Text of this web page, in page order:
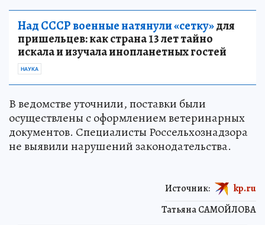
Над СССР военные натянули «сетку»для
пришельцев: как страна 13 лет тайно
искала и изучала инопланетных гостей
НАУКА
В ведомстве уточнили, поставки были
осуществлены с оформлением ветеринарных
документов. Специалисты Россельхознадзора
не выявили нарушений законодательства.
Татьяна САМОЙЛОВА
Источник: kp.ru